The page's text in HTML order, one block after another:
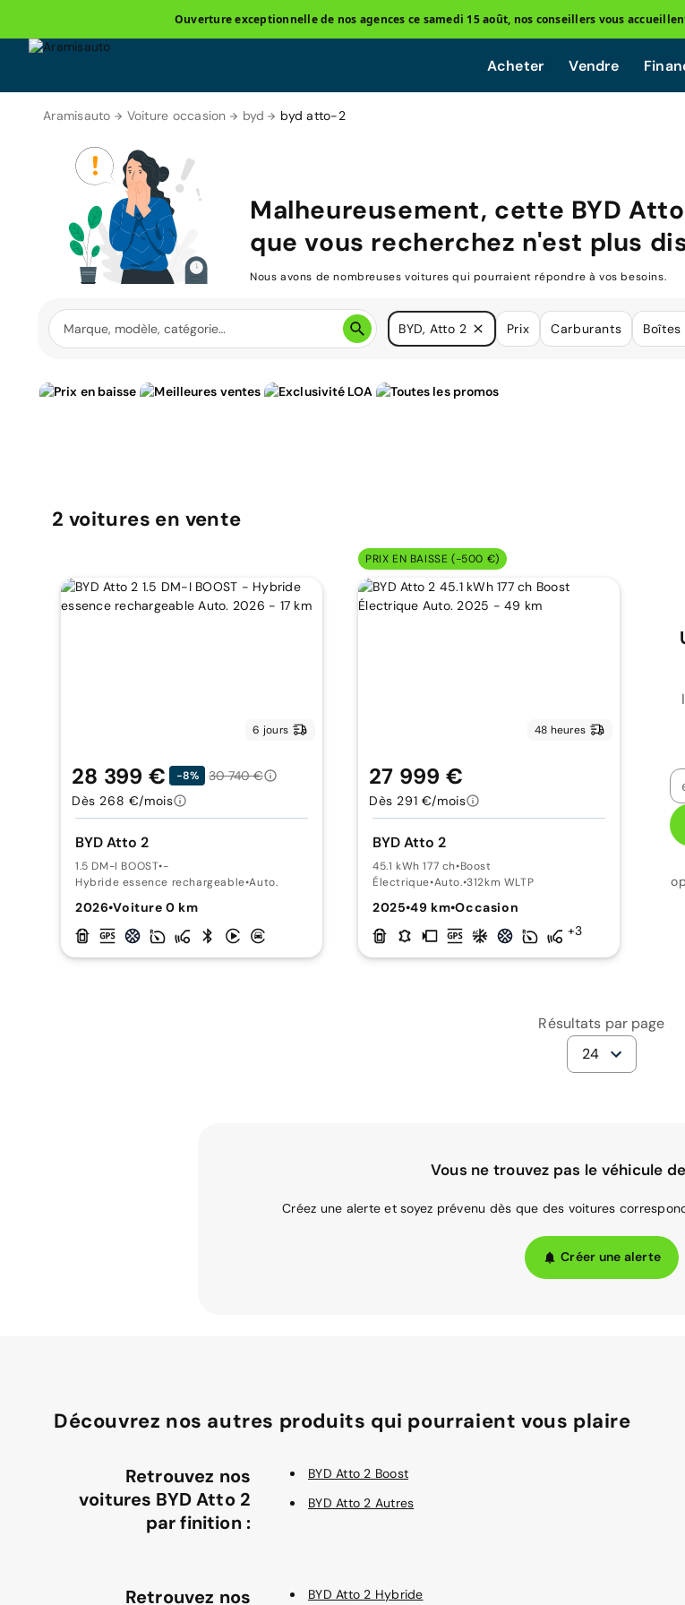
Ouverture exceptionnelle de nos agences ce samedi 15 août, nos conseillers vous
Acheter Vendre
Aramisauto Voiture occasion byd byd atto-2
Malheureusement, cette BYD
que vous recherchez n'est plus
Nous avons de nombreuses voitures qui pourraient répondre à vos besoins.
BYD, Atto 2 Prix Carburants
2 voitures en vente
6 jours
BYD Atto 2
1.5 DM-I BOOST•-
Hybride essence rechargeable•Auto.
2026•Voiture 0 km
28 399 € -8%
30 740 €
Dès 268 €/mois
PRIX EN BAISSE (-500 €)
48 heures
BYD Atto 2
45.1 kWh 177 ch•Boost
Électrique•Auto.•312km WLTP
2025•49 km•Occasion
+3
27 999 €
Dès 291 €/mois
Résultats par page
24
Vous ne trouvez pas le véhicule
Créez une alerte et soyez prévenu dès que des voitures
Créer une alerte
Découvrez nos autres produits qui pourraient vous plaire
Retrouvez nos
voitures BYD Atto 2
par finition :
BYD Atto 2 Boost
BYD Atto 2 Autres
Retrouvez nos
BYD Atto 2 Hybride